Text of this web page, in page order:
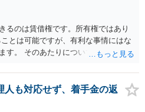
るのは賃借権です。所有権ではあり
とは可能ですが、有利な事情にはな
す。 そのあたりについては、お近く
人も対応せず、着手金の返